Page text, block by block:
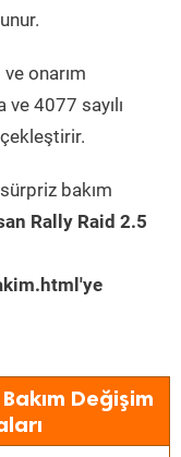
onarım
4077 sayılı
bakım
Rally Raid 2.5
Değişim